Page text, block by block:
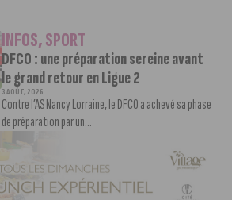
INFOS,SPORT
DFCO : une préparation sereine avant
le grand retour en Ligue 2
3 AOÛT, 2026
Contre l’AS Nancy Lorraine, le DFCO a achevé sa phase
de préparation par un...